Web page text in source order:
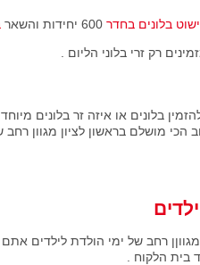
בלונים בחדר 600 יחידות והשאר
רק זרי בלוני הליום .
בלונים או איזה זר בלונים
מושלם בראשון לציון מגוון
רחב של ימי הולדת לילדים
בית הלקוח .